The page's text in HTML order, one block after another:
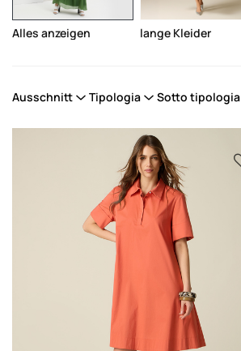
Alles anzeigen lange Kleider
Ausschnitt Tipologia Sotto tipologia